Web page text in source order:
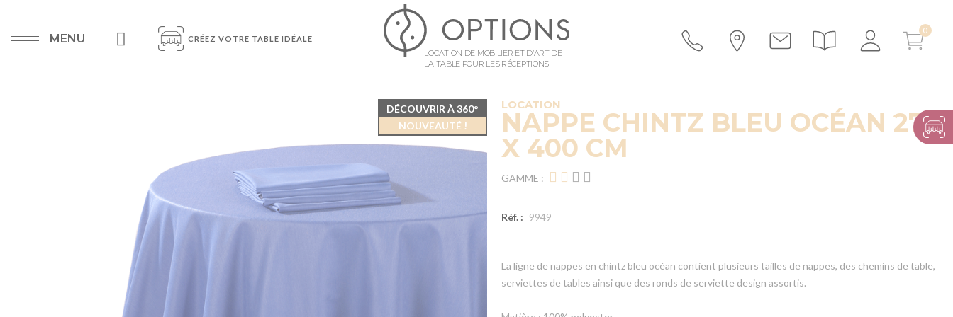
MENU CRÉEZ VOTRE TABLE IDÉALE
LOCATION DE MOBILIER ET D’ART DE
LA TABLE POUR LES RÉCEPTIONS
LOCATION
NAPPE CHINTZ BLEU OCÉAN 270
X 400 CM
GAMME :
Réf. : 9949
La ligne de nappes en chintz bleu océan contient plusieurs tailles de nappes, des chemins de table,
serviettes de tables ainsi que des ronds de serviette design assortis.
DÉCOUVRIR À 360°
NOUVEAUTÉ !